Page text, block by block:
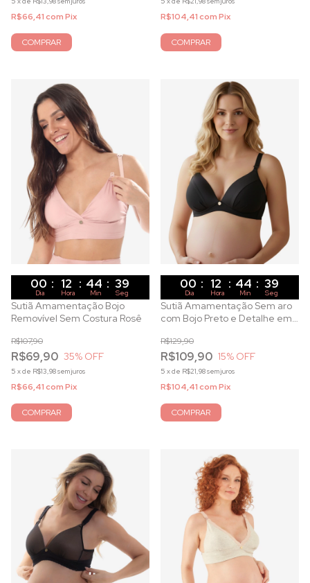
R$66,41comPix
COMPRAR
R$104,41comPix
COMPRAR
00 : 12 : 44 : 37
Dia Hora Min Seg
Sutiã Amamentação Bojo
Removível Sem Costura Rosê
R$69,90
R$107,90
35% OFF
5 xde R$13,98sem juros
R$66,41comPix
COMPRAR
00 : 12 : 44 : 37
Dia Hora Min Seg
Sutiã Amamentação Sem aro
com Bojo Preto e Detalhe em
R$109,90
R$129,90
15% OFF
5 xde R$21,98sem juros
R$104,41comPix
COMPRAR